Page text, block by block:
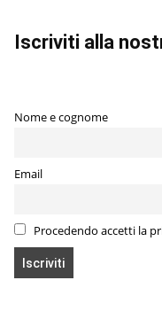
Iscriviti alla
Nome e cognome
Email
Procedendo accetti la